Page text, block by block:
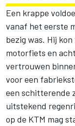
Een krappe
vanaf het eerste
bezig was. Hij
motorfiets en
vertrouwen
voor een
een schitterende
uitstekend
op de KTM mag